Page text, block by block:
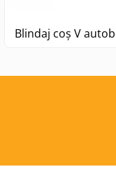
Blindaj coș V